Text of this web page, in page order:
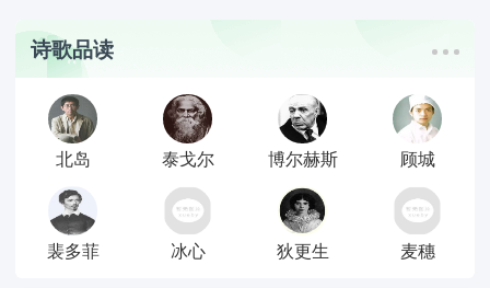
诗歌品读
北岛 泰戈尔 博尔赫斯 顾城
裴多菲 冰心 狄更生 麦穗